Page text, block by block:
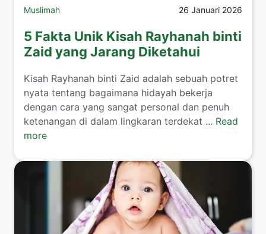
Muslimah 26 Januari 2026
5 Fakta Unik Kisah Rayhanah binti
Zaid yang Jarang Diketahui
​Kisah Rayhanah binti Zaid adalah sebuah potret
nyata tentang bagaimana hidayah bekerja
dengan cara yang sangat personal dan penuh
ketenangan di dalam lingkaran terdekat ... Read
more